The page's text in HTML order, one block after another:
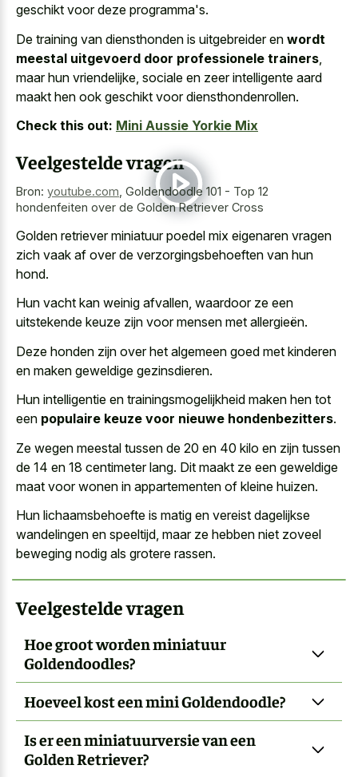
geschikt voor deze programma's.
De training van diensthonden is uitgebreider en wordt
meestal uitgevoerd door professionele trainers
maar hun vriendelijke, sociale en zeer intelligente aard
maakt hen ook geschikt voor diensthondenrollen.
Check this out: Mini Aussie Yorkie Mix
Veelgestelde vragen
Bron: youtube.com Goldendoodle 101 - Top 12
hondenfeiten over de Golden Retriever Cross
Golden retriever miniatuur poedel mix eigenaren vragen
zich vaak af over de verzorgingsbehoeften van hun
hond.
Hun vacht kan weinig afvallen, waardoor ze een
uitstekende keuze zijn voor mensen met allergieën.
Deze honden zijn over het algemeen goed met kinderen
en maken geweldige gezinsdieren.
Hun intelligentie en trainingsmogelijkheid maken hen tot
een populaire keuze voor nieuwe hondenbezitters.
Ze wegen meestal tussen de 20 en 40 kilo en zijn tussen
de 14 en 18 centimeter lang. Dit maakt ze een geweldige
maat voor wonen in appartementen of kleine huizen.
Hun lichaamsbehoefte is matig en vereist dagelijkse
wandelingen en speeltijd, maar ze hebben niet zoveel
beweging nodig als grotere rassen.
Veelgestelde vragen
Hoe groot worden miniatuur
Goldendoodles?
Hoeveel kost een mini Goldendoodle?
Is er een miniatuurversie van een
Golden Retriever?